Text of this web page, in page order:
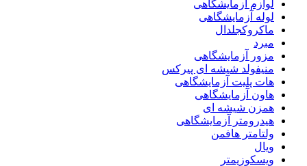
لوازم آزمایشگاهی
لوله آزمایشگاهی
ماکروکجلدال
مبرد
مزور آزمایشگاهی
منیفولد شیشه ای پیرکس
هات پلیت آزمایشگاهی
هاون آزمایشگاهی
همزن شیشه ای
هیدرومتر آزمایشگاهی
ولتامتر هافمن
ویال
ویسکوزیمتر